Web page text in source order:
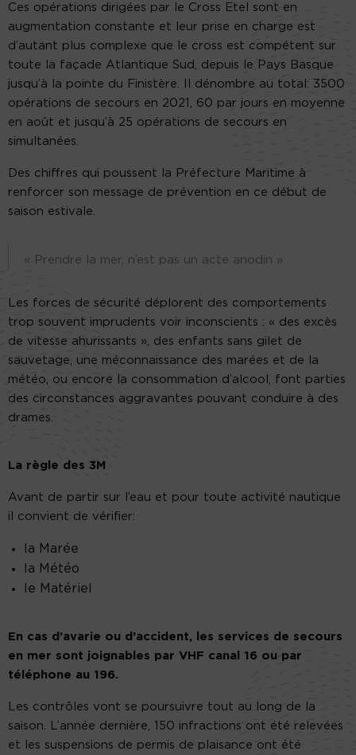
Ces opérations dirigées par le Cross Etel sont en
augmentation constante et leur prise en charge est
d’autant plus complexe que le cross est compétent sur
toute la façade Atlantique Sud, depuis le Pays Basque
jusqu’à la pointe du Finistère. Il dénombre au total: 3500
opérations de secours en 2021, 60 par jours en moyenne
en août et jusqu’à 25 opérations de secours en
simultanées.
Des chiffres qui poussent la Préfecture Maritime à
renforcer son message de prévention en ce début de
saison estivale.
« Prendre la mer, n’est pas un acte anodin »
Les forces de sécurité déplorent des comportements
trop souvent imprudents voir inconscients : « des excès
de vitesse ahurissants », des enfants sans gilet de
sauvetage, une méconnaissance des marées et de la
météo, ou encore la consommation d’alcool, font parties
des circonstances aggravantes pouvant conduire à des
drames.
La règle des 3M
Avant de partir sur l’eau et pour toute activité nautique
il convient de vérifier:
la Marée
la Météo
le Matériel
En cas d’avarie ou d’accident, les services de secours
en mer sont joignables par VHF canal 16 ou par
téléphone au 196.
Les contrôles vont se poursuivre tout au long de la
saison. L’année dernière, 150 infractions ont été relevées
et les suspensions de permis de plaisance ont été